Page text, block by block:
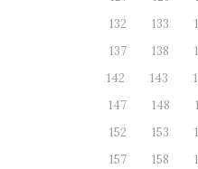
132
133
137
138
142
143
147
148
152
153
157
158